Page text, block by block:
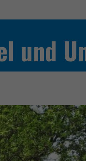
und